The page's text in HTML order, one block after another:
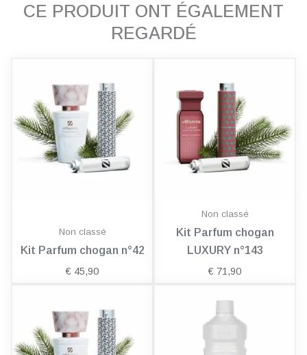
CE PRODUIT ONT ÉGALEMENT
REGARDÉ
Non classé
Kit Parfum chogan n°42
€ 45,90
Non classé
Kit Parfum chogan
LUXURY n°143
€ 71,90